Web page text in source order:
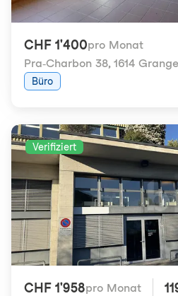
CHF 1'400pro Monat
Pra-Charbon 38, 1614
Büro
Verifiziert
CHF 1'958pro Monat